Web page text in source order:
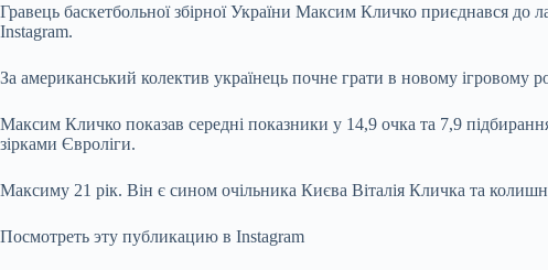
Гравець баскетбольної збірної України Максим Кличко приєднався
Instagram.
За американський колектив українець почне грати в новому ігровому
Максим Кличко показав середні показники у 14,9 очка та 7,9
зірками Євроліги.
Максиму 21 рік. Він є сином очільника Києва Віталія Кличка та
Посмотреть эту публикацию в Instagram